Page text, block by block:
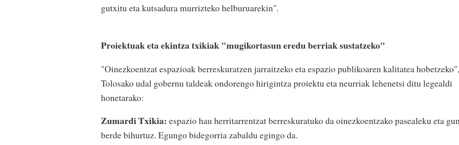
gutxitu eta kutsadura murrizteko helburuarekin".
Proiektuak eta ekintza txikiak "mugikortasun eredu berriak sustatzeko"
"Oinezkoentzat espazioak berreskuratzen jarraitzeko eta espazio publikoaren kalitatea hobetzeko",
Tolosako udal gobernu taldeak ondorengo hirigintza proiektu eta neurriak lehenetsi ditu legealdi
honetarako:
Zumardi Txikia: espazio hau herritarrentzat berreskuratuko da oinezkoentzako pasealeku eta
berde bihurtuz. Egungo bidegorria zabaldu egingo da.